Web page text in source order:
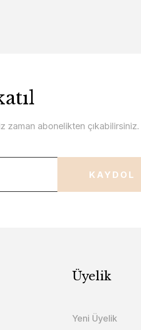
zaman abonelikten çıkabilirsiniz.
KAYDOL
Üyelik
Yeni Üyelik